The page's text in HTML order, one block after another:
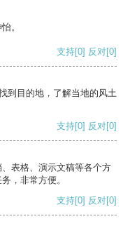
。
支持[0] 反对[0]
到目的地，了解当地的风土
支持[0] 反对[0]
表格、演示文稿等各个方
，非常方便。
支持[0] 反对[0]